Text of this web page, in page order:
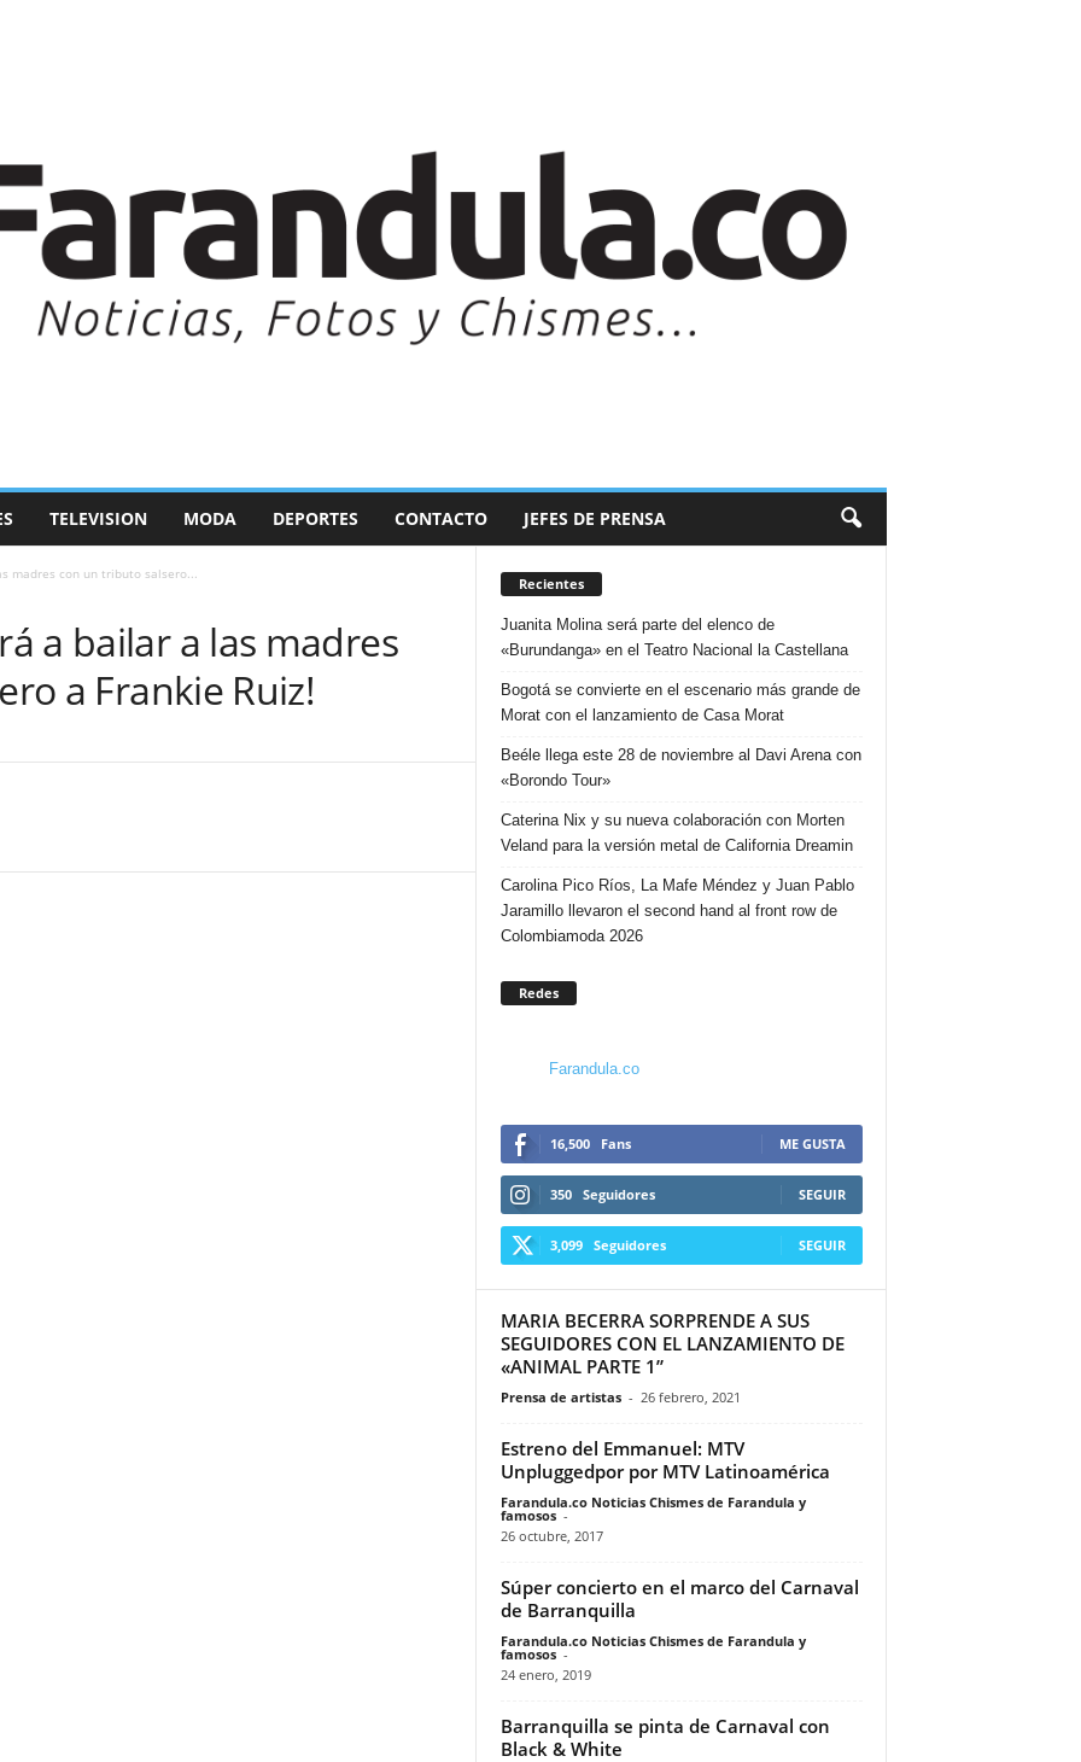
TELEVISION MODA DEPORTES CONTACTO JEFES DE PRENSA
madres con un tributo salsero...
a bailar a las madres
a Frankie Ruiz!
Recientes
Juanita Molina será parte del elenco de
«Burundanga» en el Teatro Nacional la Castellana
Bogotá se convierte en el escenario más grande de
Morat con el lanzamiento de Casa Morat
Beéle llega este 28 de noviembre al Davi Arena con
«Borondo Tour»
Caterina Nix y su nueva colaboración con Morten
Veland para la versión metal de California Dreamin
Carolina Pico Ríos, La Mafe Méndez y Juan Pablo
Jaramillo llevaron el second hand al front row de
Colombiamoda 2026
Redes
Farandula.co
16,500 Fans ME GUSTA
350 Seguidores SEGUIR
3,099 Seguidores SEGUIR
MARIA BECERRA SORPRENDE A SUS
SEGUIDORES CON EL LANZAMIENTO DE
«ANIMAL PARTE 1”
Prensa de artistas - 26 febrero, 2021
Estreno del Emmanuel: MTV
Unpluggedpor por MTV Latinoamérica
Farandula.co Noticias Chismes de Farandula y
famosos -
26 octubre, 2017
Súper concierto en el marco del Carnaval
de Barranquilla
Farandula.co Noticias Chismes de Farandula y
famosos -
24 enero, 2019
Barranquilla se pinta de Carnaval con
Black & White